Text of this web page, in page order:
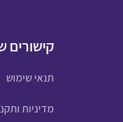
קישורים
תנאי שימוש
מדיניות